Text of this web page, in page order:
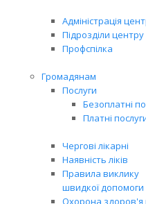
Адміністрація
Підрозділи центру
Профспілка
Громадянам
Послуги
Безоплатні
Платні
Чергові лікарні
Наявність ліків
Правила виклику
швидкої допомоги
Охорона здоров'я